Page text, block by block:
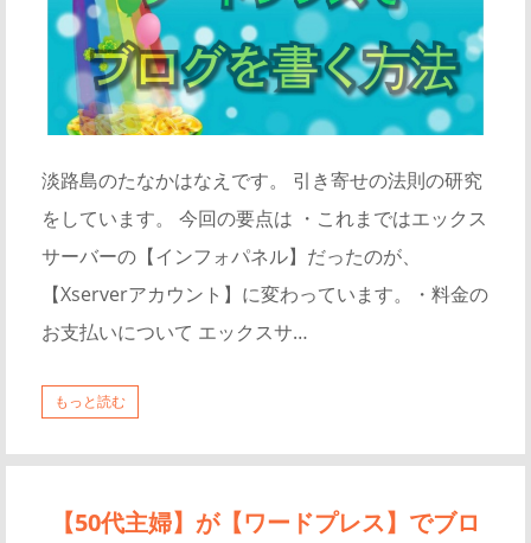
淡路島のたなかはなえです。 引き寄せの法則の研究
をしています。 今回の要点は ・これまではエックス
サーバーの【インフォパネル】だったのが、
【Xserverアカウント】に変わっています。・料金の
お支払いについて エックスサ…
もっと読む
【50代主婦】が【ワードプレス】でブロ